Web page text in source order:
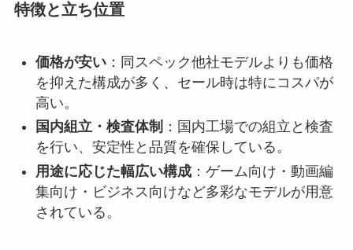
特徴と立ち位置
価格が安い：同スペック他社モデルよりも価格
を抑えた構成が多く、セール時は特にコスパが
高い。
国内組立・検査体制 ：国内工場での組立と検査
を行い、安定性と品質を確保している。
用途に応じた幅広い構成：ゲーム向け・動画編
集向け・ビジネス向けなど多彩なモデルが用意
されている。